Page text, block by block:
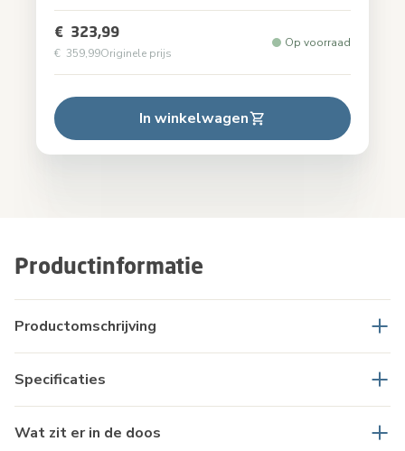
Productinformatie
Productomschrijving
Specificaties
Wat zit er in de doos
€ 323,99
€ 359,99Originele prijs
Op voorraad
In winkelwagen